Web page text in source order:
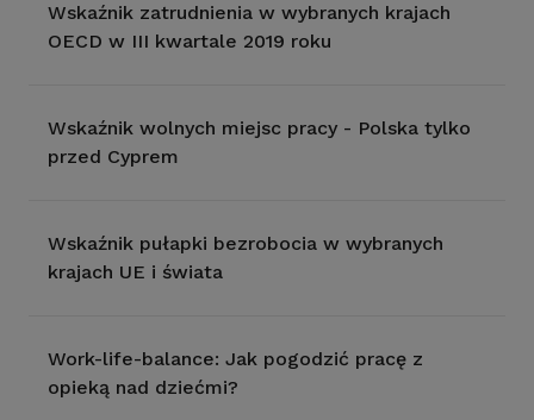
Wskaźnik zatrudnienia w wybranych krajach
OECD w III kwartale 2019 roku
Wskaźnik wolnych miejsc pracy - Polska tylko
przed Cyprem
Wskaźnik pułapki bezrobocia w wybranych
krajach UE i świata
Work-life-balance: Jak pogodzić pracę z
opieką nad dziećmi?